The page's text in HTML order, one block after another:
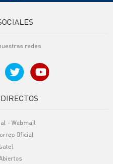
redes
- Webmail
Oficial